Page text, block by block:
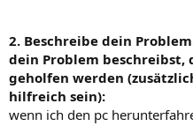
2. Beschreibe dein
dein Problem beschreibst,
geholfen werden
hilfreich sein):
wenn ich den pc